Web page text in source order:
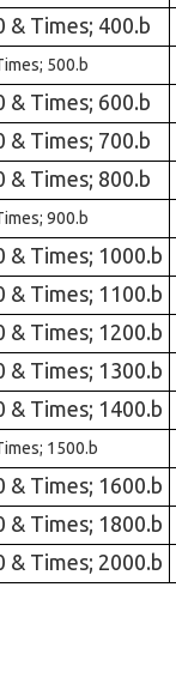
& Times; 400.b
500.b
& Times; 600.b
& Times; 700.b
& Times; 800.b
900.b
& Times; 1000.b
& Times; 1100.b
& Times; 1200.b
& Times; 1300.b
& Times; 1400.b
1500.b
& Times; 1600.b
& Times; 1800.b
& Times; 2000.b